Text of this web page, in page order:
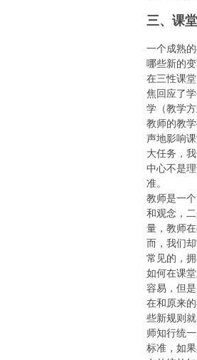
三、课
一个成熟
哪些新的
在三性课
焦回应了
学（教学
教师的教
声地影响
大任务，
中心不是
准。
教师是一
和观念，
量，教师
而，我们
常见的，
如何在课
容易，但
在和原来
些新规则
师知行统
标准，如